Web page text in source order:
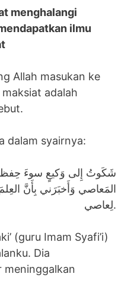
menghalangi
ilmu
Allah masukan ke
adalah
dalam syairnya:
شَكَوتُ إِلى وَكيعٍ سوءَ
المَعاصي وَأَخبَرَني بِأَنَّ
لِعاصي.
(guru Imam Syafi’i)
Dia
meninggalkan